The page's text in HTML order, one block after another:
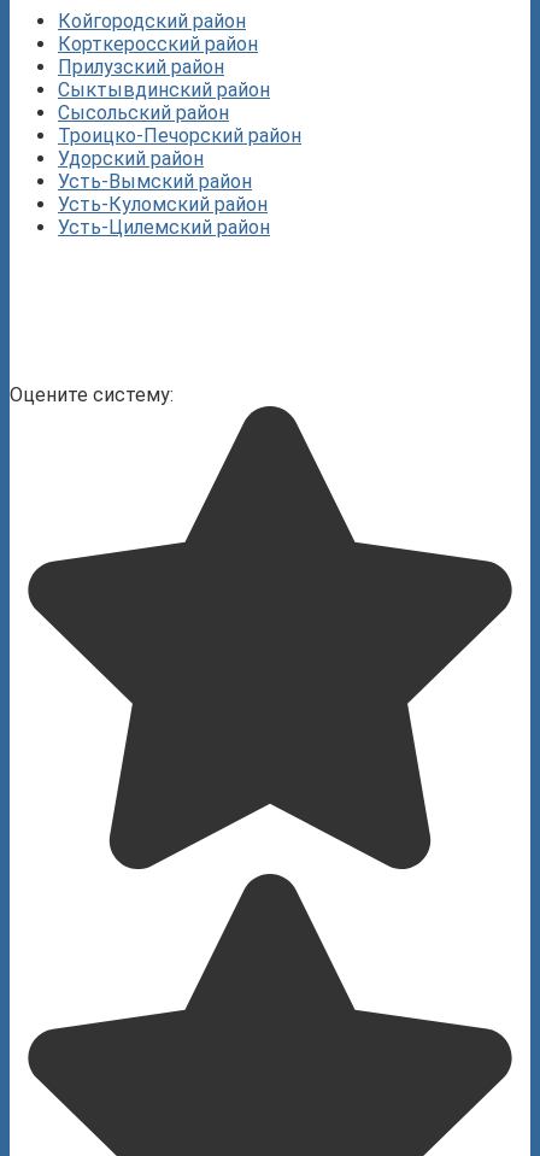
Койгородский район
Корткеросский район
Прилузский район
Сыктывдинский район
Сысольский район
Троицко-Печорский район
Удорский район
Усть-Вымский район
Усть-Куломский район
Усть-Цилемский район
Оцените систему: